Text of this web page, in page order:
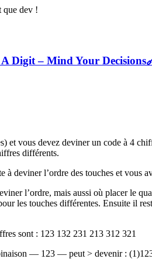
que dev !
Digit – Mind Your Decisions
et vous devez deviner un code à 4
différents.
à deviner l’ordre des touches et vous
l’ordre, mais aussi où placer le
les touches différentes. Ensuite il
sont : 123 132 231 213 312 321
— 123 — peut > devenir :